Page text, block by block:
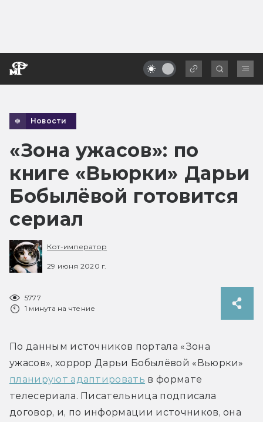
Новости
«Зона ужасов»: по
книге «Вьюрки» Дарьи
Бобылёвой готовится
сериал
Кот-император
29 июня 2020 г.
5777
1 минута на чтение
По данным источников портала «Зона
планируют адаптировать в формате
телесериала. Писательница подписала
договор, и, по информации источников, она